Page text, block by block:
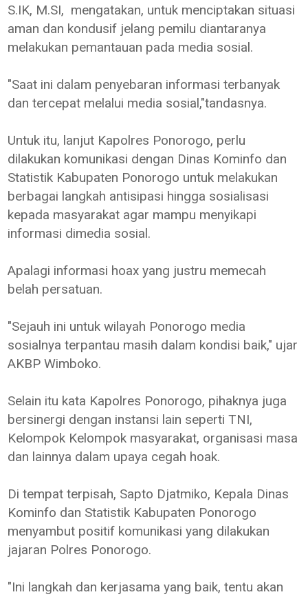
S.IK, M.SI, mengatakan, untuk menciptakan situasi
aman dan kondusif jelang pemilu diantaranya
melakukan pemantauan pada media sosial.
"Saat ini dalam penyebaran informasi terbanyak
dan tercepat melalui media sosial,"tandasnya.
Untuk itu, lanjut Kapolres Ponorogo, perlu
dilakukan komunikasi dengan Dinas Kominfo dan
Statistik Kabupaten Ponorogo untuk melakukan
berbagai langkah antisipasi hingga sosialisasi
kepada masyarakat agar mampu menyikapi
informasi dimedia sosial.
Apalagi informasi hoax yang justru memecah
belah persatuan.
"Sejauh ini untuk wilayah Ponorogo media
sosialnya terpantau masih dalam kondisi baik," ujar
AKBP Wimboko.
Selain itu kata Kapolres Ponorogo, pihaknya juga
bersinergi dengan instansi lain seperti TNI,
Kelompok Kelompok masyarakat, organisasi masa
dan lainnya dalam upaya cegah hoak.
Di tempat terpisah, Sapto Djatmiko, Kepala Dinas
Kominfo dan Statistik Kabupaten Ponorogo
menyambut positif komunikasi yang dilakukan
jajaran Polres Ponorogo.
"Ini langkah dan kerjasama yang baik, tentu akan